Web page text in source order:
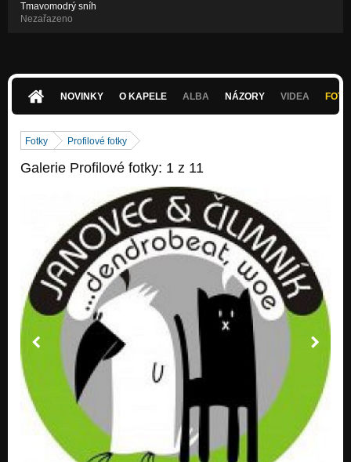
Tmavomodrý sníh
Nezařazeno
NOVINKY O KAPELE ALBA NÁZORY VIDEA
Fotky Profilové fotky
Galerie Profilové fotky: 1 z 11